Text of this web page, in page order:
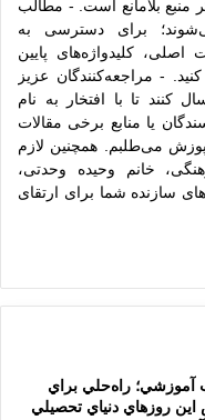
منبع بلامانع است. - مطالب
برای دسترسی به
کلیدواژه‌های پایین
- مراجعه‌کنندگان عزیز
کنند تا با افتخار به نام
یا منابع برخی مقالات
پوزش می‌طلبم. همچنین لازم
خانم وحیده وحدتی،
سازنده شما برای ارتقای
آموزشي؛ راه‌حلي براي
روزهاي دنياي تحصيلي